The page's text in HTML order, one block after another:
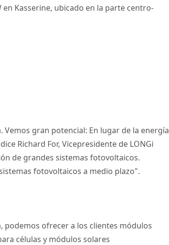
Kasserine, ubicado en la parte centro-
gran potencial: En lugar de la energía
Richard For, Vicepresidente de LONGi
de grandes sistemas fotovoltaicos.
fotovoltaicos a medio plazo".
podemos ofrecer a los clientes módulos
células y módulos solares